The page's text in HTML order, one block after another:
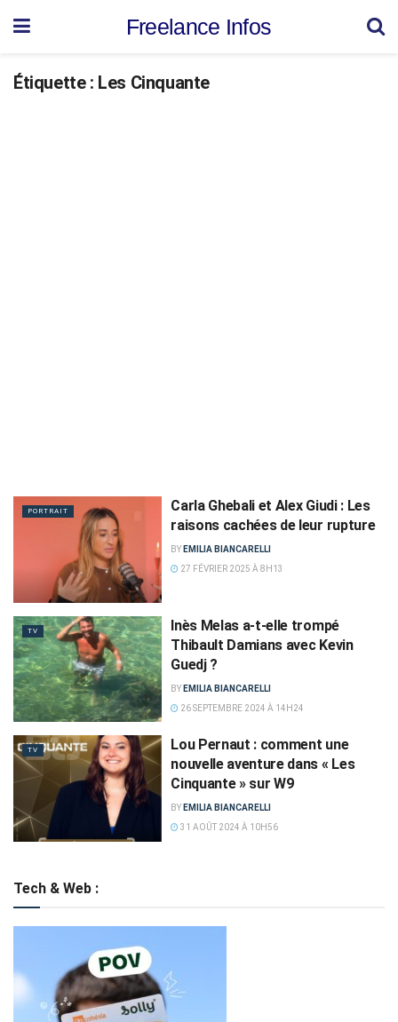
Freelance Infos
Étiquette : Les Cinquante
PORTRAIT
Carla Ghebali et Alex Giudi : Les
raisons cachées de leur rupture
BY EMILIA BIANCARELLI
27 FÉVRIER 2025 À 8H13
TV
Inès Melas a-t-elle trompé
Thibault Damians avec Kevin
Guedj ?
BY EMILIA BIANCARELLI
26 SEPTEMBRE 2024 À 14H24
TV
Lou Pernaut : comment une
nouvelle aventure dans « Les
Cinquante » sur W9
BY EMILIA BIANCARELLI
31 AOÛT 2024 À 10H56
Tech & Web :